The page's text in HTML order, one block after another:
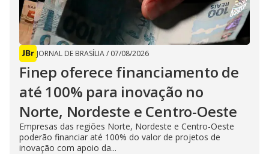
JORNAL DE BRASÍLIA/ 07/08/2026
Finep oferece financiamento de
até 100% para inovação no
Norte, Nordeste e Centro-Oeste
Empresas das regiões Norte, Nordeste e Centro-Oeste
poderão financiar até 100% do valor de projetos de
inovação com apoio da...